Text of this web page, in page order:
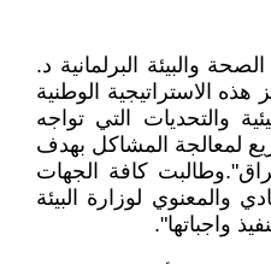
والبيئة البرلمانية د.
الاستراتيجية الوطنية
والتحديات التي تواجه
لمعالجة المشاكل بهدف
كافة الجهات
والمعنوي لوزارة البيئة
واجباتها".